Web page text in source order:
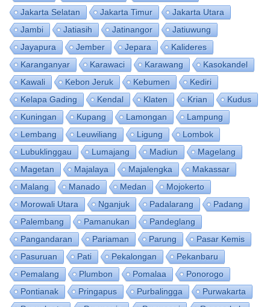
Jakarta Selatan
Jakarta Timur
Jakarta Utara
Jambi
Jatiasih Jatinangor
Jatiuwung
Jayapura
Jember Jepara
Kalideres
Karanganyar
Karawaci Karawang
Kasokandel
Kawali
Kebon Jeruk Kebumen
Kediri
Kelapa Gading
Kendal Klaten Krian
Kudus
Kuningan
Kupang Lamongan
Lampung
Lembang
Leuwiliang Ligung
Lombok
Lubuklinggau
Lumajang Madiun
Magelang
Magetan
Majalaya Majalengka
Makassar
Malang
Manado Medan
Mojokerto
Morowali Utara
Nganjuk Padalarang
Padang
Palembang
Pamanukan
Pandeglang
Pangandaran
Pariaman Parung
Pasar Kemis
Pasuruan
Pati Pekalongan
Pekanbaru
Pemalang
Plumbon Pomalaa
Ponorogo
Pontianak
Pringapus Purbalingga
Purwakarta